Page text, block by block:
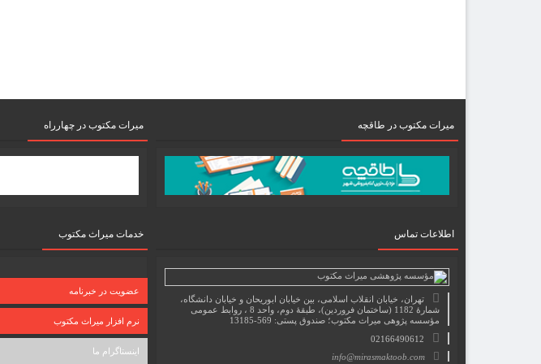
میرات مکتوب در طاقچه
اطلاعات تماس
تهران، خیابان انقلاب اسلامی، بین خیابان ابوریحان و خیابان دانشگاه،
شمارۀ 1182 (ساختمان فروردین)، طبقۀ دوم، واحد 8 ، روابط عمومی
مؤسسه پژوهی میراث مکتوب؛ صندوق پستی: 569-13185
02166490612
info@mirasmaktoob.com
میرات مکتوب در چهارراه
خدمات میراث مکتوب
عضویت در خبرنامه
نرم افزار میراث مکتوب
اینستاگرام ما